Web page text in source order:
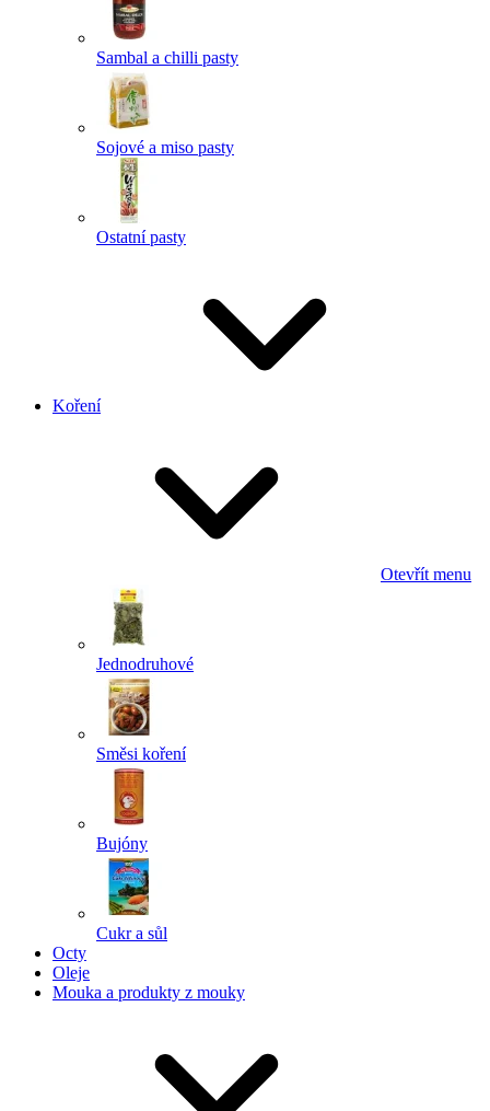
Sambal a chilli pasty
Sojové a miso pasty
Ostatní pasty
Koření
Otevřít menu
Jednodruhové
Směsi koření
Bujóny
Cukr a sůl
Octy
Oleje
Mouka a produkty z mouky